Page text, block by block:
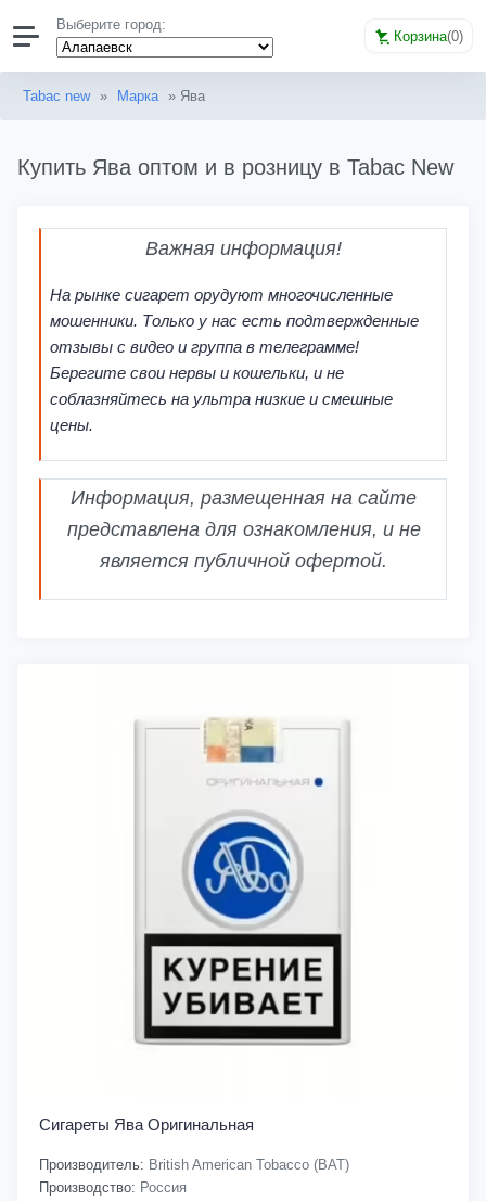
Выберите город:
Корзина(0)
Tabac new » Марка » Ява
Купить Ява оптом и в розницу в Tabac New
Важная информация!
На рынке сигарет орудуют многочисленные
мошенники. Только у нас есть подтвержденные
отзывы с видео и группа в телеграмме!
Берегите свои нервы и кошельки, и не
соблазняйтесь на ультра низкие и смешные
цены.
Информация, размещенная на сайте
представлена для ознакомления, и не
является публичной офертой.
Сигареты Ява Оригинальная
Производитель: British American Tobacco (BAT)
Производство: Россия